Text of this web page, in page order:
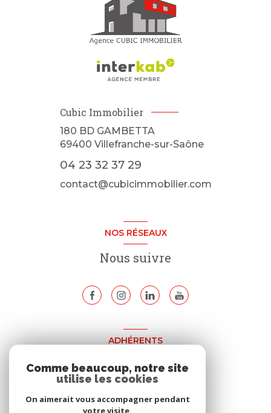
Cubic Immobilier
180 BD GAMBETTA
69400 Villefranche-sur-Saône
04 23 32 37 29
contact@cubicimmobilier.com
NOS RÉSEAUX
Nous suivre
ADHÉRENTS
Nous adhérons
Comme beaucoup, notre site
utilise les cookies
On aimerait vous accompagner pendant
votre visite.